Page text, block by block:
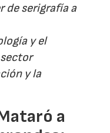
de serigrafía a
y el
y la
a